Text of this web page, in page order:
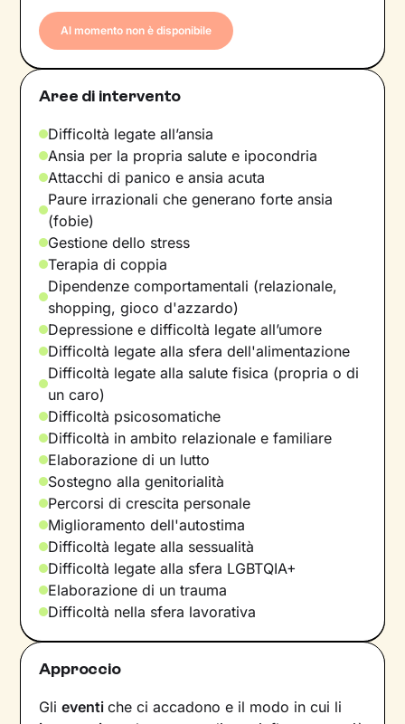
Al momento non è disponibile
Aree di intervento
Difficoltà legate all’ansia
Ansia per la propria salute e ipocondria
Attacchi di panico e ansia acuta
Paure irrazionali che generano forte ansia
(fobie)
Gestione dello stress
Terapia di coppia
Dipendenze comportamentali (relazionale,
shopping, gioco d'azzardo)
Depressione e difficoltà legate all’umore
Difficoltà legate alla sfera dell'alimentazione
Difficoltà legate alla salute fisica (propria o di
un caro)
Difficoltà psicosomatiche
Difficoltà in ambito relazionale e familiare
Elaborazione di un lutto
Sostegno alla genitorialità
Percorsi di crescita personale
Miglioramento dell'autostima
Difficoltà legate alla sessualità
Difficoltà legate alla sfera LGBTQIA+
Elaborazione di un trauma
Difficoltà nella sfera lavorativa
Approccio
Glieventiche ci accadono e il modo in cui li